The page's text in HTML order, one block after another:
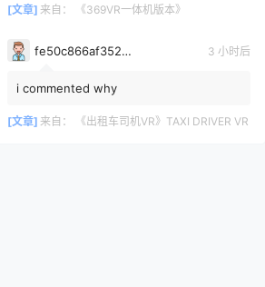
[文章] 来自： 《369VR一体机版本》
fe50c866af35290a170a6675cb0d97d11678 3 小时后
i commented why
[文章] 来自： 《出租车司机VR》TAXI DRIVER VR